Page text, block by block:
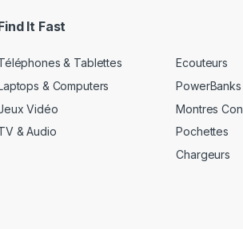
It Fast
& Tablettes
& Computers
Vidéo
& Audio
Ecouteurs
PowerBanks
Montres
Pochettes
Chargeurs